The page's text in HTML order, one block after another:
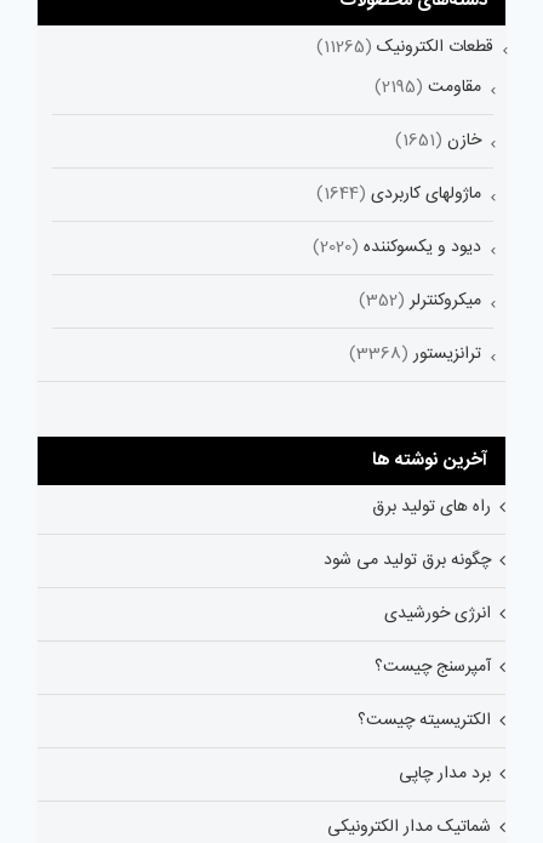
قطعات الکترونیک (11265)
مقاومت (2195)
خازن (1651)
ماژولهای کاربردی (1644)
دیود و یکسوکننده (2020)
میکروکنترلر (352)
ترانزیستور (3368)
آخرین نوشته ها
راه های تولید برق
چگونه برق تولید می شود
انرژی خورشیدی
آمپرسنج چیست؟
الکتریسیته چیست؟
برد مدار چاپی
شماتیک مدار الکترونیکی